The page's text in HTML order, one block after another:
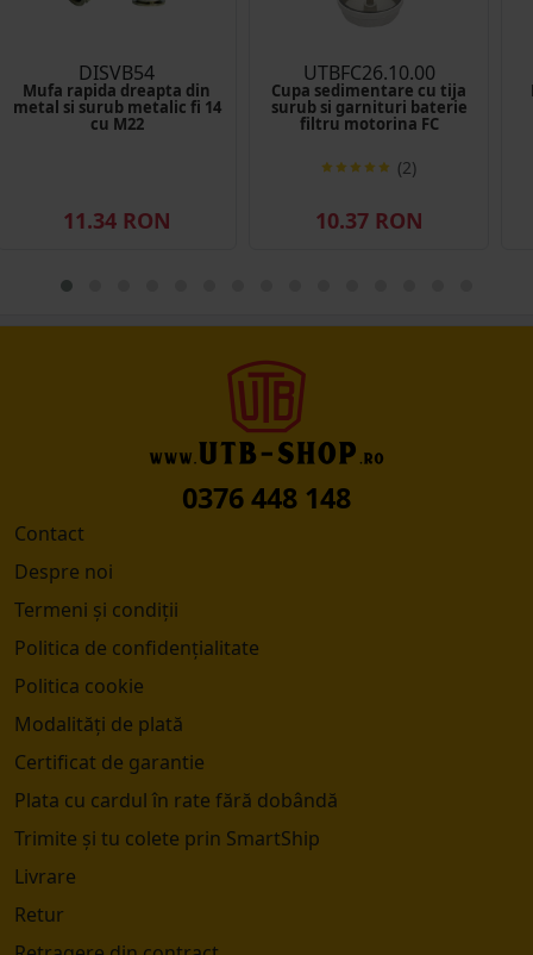
DISVB54
Mufa rapida dreapta din
metal si surub metalic fi 14
cu M22
11.34 RON
UTBFC26.10.00
Cupa sedimentare cu tija
surub si garnituri baterie
filtru motorina FC
(2)
10.37 RON
0376 448 148
Contact
Despre noi
Termeni și condiții
Politica de confidențialitate
Politica cookie
Modalități de plată
Certificat de garantie
Plata cu cardul în rate fără dobândă
Trimite și tu colete prin SmartShip
Livrare
Retur